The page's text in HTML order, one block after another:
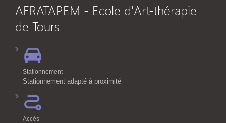
AFRATAPEM - Ecole d'Art-thérapie
de Tours
Stationnement
Stationnement adapté à proximité
Accès